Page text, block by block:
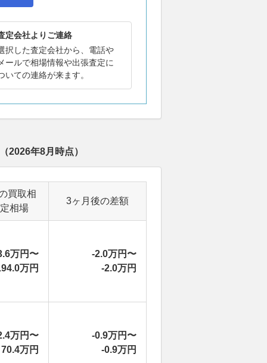
定会社よりご連絡
択した査定会社から、電話や
ールで相場情報や出張査定に
いての連絡が来ます。
（2026年8月 時点）
買取相
相場
3ヶ月後の差額
万円〜
万円
-2.0万円〜
-2.0万円
万円〜
70.4万円
-0.9万円〜
-0.9万円